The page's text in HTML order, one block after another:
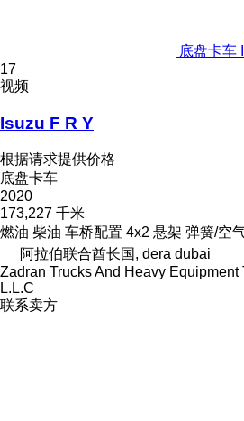
底盘卡车
17
视频
Isuzu F R Y
根据请求提供价格
底盘卡车
2020
173,227 千米
燃油 柴油 车桥配置 4x2 悬架 弹簧/空
阿拉伯联合酋长国, dera dubai
Zadran Trucks And Heavy
L.L.C
联系卖方